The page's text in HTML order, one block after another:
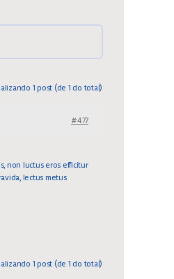
1 post (de 1 do total)
#477
non luctus eros efficitur
lectus metus
1 post (de 1 do total)